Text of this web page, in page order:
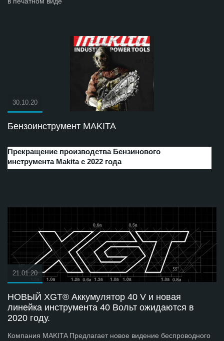
30.10.20
Бензоинструмент MAKITA
Прекращение производства Бензинового
инструмента Makita с 2022 года
21.01.20
НОВЫЙ XGT® Аккумулятор 40 V и новая
линейка инструмента 40 Вольт ожидаются в
2020 году.
Компания MAKITA Предлагает новое видение беспроводного